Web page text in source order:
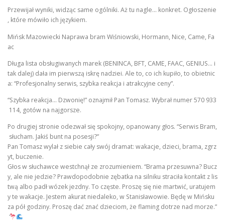
Przewijał wyniki, widząc same ogólniki. Aż tu nagle… konkret. Ogłoszenie
, które mówiło ich językiem.
Mińsk Mazowiecki Naprawa bram Wiśniowski, Hormann, Nice, Came, Fa
ac
Długa lista obsługiwanych marek (BENINCA, BFT, CAME, FAAC, GENIUS… i
tak dalej) dała im pierwszą iskrę nadziei. Ale to, co ich kupiło, to obietnic
a: “Profesjonalny serwis, szybka reakcja i atrakcyjne ceny”.
“Szybka reakcja… Dzwonię!” oznajmił Pan Tomasz. Wybrał numer 570 933
114, gotów na najgorsze.
Po drugiej stronie odezwał się spokojny, opanowany głos. “Serwis Bram,
słucham. Jakiś bunt na posesji?”
Pan Tomasz wylał z siebie cały swój dramat: wakacje, dzieci, brama, zgrz
yt, buczenie.
Głos w słuchawce westchnął ze zrozumieniem. “Brama przesuwna? Bucz
y, ale nie jedzie? Prawdopodobnie zębatka na silniku straciła kontakt z lis
twą albo padł wózek jezdny. To częste. Proszę się nie martwić, uratujem
y te wakacje. Jestem akurat niedaleko, w Stanisławowie. Będę w Mińsku
za pół godziny. Proszę dać znać dzieciom, że flaming dotrze nad morze.”